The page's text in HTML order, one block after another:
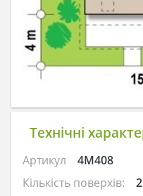
Технічні
Артикул
4M408
Кількість поверхів:
2